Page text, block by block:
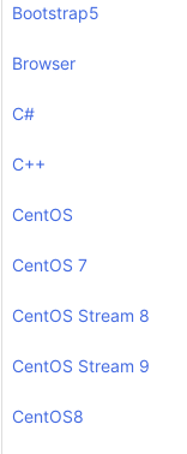
Bootstrap5
Browser
C#
C++
CentOS
CentOS 7
CentOS Stream 8
CentOS Stream 9
CentOS8